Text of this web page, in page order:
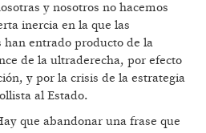
y nosotros no hacemos
inercia en la que las
han entrado producto de la
de la ultraderecha, por efecto
y por la crisis de la estrategia
al Estado.
que abandonar una frase que